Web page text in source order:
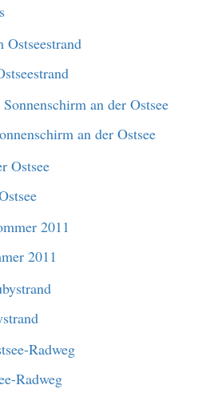
an der Ostsee
2011
Radweg